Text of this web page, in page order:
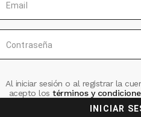
Email
Contraseña
Al iniciar sesión o al registrar la
acepto los términos y
INICIAR